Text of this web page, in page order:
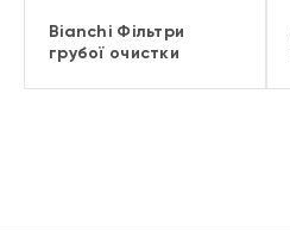
Bianchi Фільтри
грубої очистки